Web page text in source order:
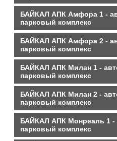
БАЙКАЛ АПК Амфора 1 -
парковый комплекс
БАЙКАЛ АПК Амфора 2 -
парковый комплекс
БАЙКАЛ АПК Милан 1 -
парковый комплекс
БАЙКАЛ АПК Милан 2 -
парковый комплекс
БАЙКАЛ АПК Монреаль 1 -
парковый комплекс